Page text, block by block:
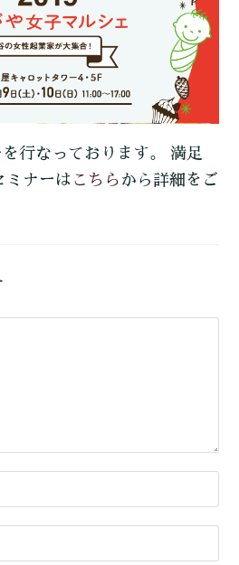
行なっております。 満足
ミナーは こちら から詳細をご